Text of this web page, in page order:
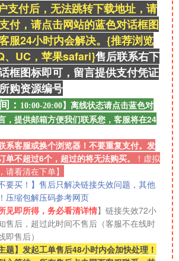
支付后，无法跳转下载地址，请
付，请点击网站的蓝色对话框图
服24小时内会解决。{推荐浏览
、UC，苹果safari}售后联系右下
框图标即可，留言提供支付凭证
购资源编号
： 10:00-20:00】 离线状态请点击蓝色对
，提供邮箱方便我们联系您，客服将在24
系客服或换个浏览器！不要重复支付。发
单不超过6个，超过的将无法购买。
！ 虚拟
请看清在下单】
要买！】售后只解决链接失效问题，其他
压缩包解压码参考网页
见即所得，务必看清详情】链接失效72小
售后，超过此时间不售后（客服不在线时
即售后）
题】发起工单售后48小时内会加快处理！